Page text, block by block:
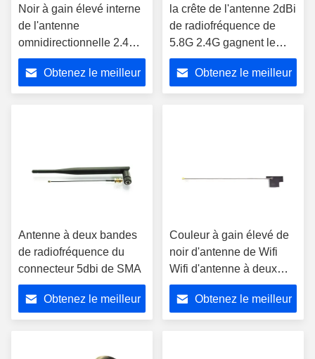
Noir à gain élevé interne
de l'antenne
omnidirectionnelle 2.4G
de WIFI établi dans WiFi
IPEXObtenez le meilleur
la crête de l'antenne 2dBi
de radiofréquence de
5.8G 2.4G gagnent le
connecteur d'IPEX pour
la tablette
Obtenez le meilleur
Antenne à deux bandes
de radiofréquence du
connecteur 5dbi de SMA
Obtenez le meilleur
Couleur à gain élevé de
noir d'antenne de Wifi
Wifi d'antenne à deux
bandes de
radiofréquence de FPC
Obtenez le meilleur